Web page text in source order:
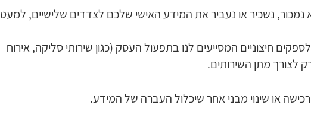
נמכור, נשכיר או נעביר את המידע האישי שלכם לצדדים שלישיים, למעט
חיצוניים המסייעים לנו בתפעול העסק (כגון שירותי סליקה, אירוח
לצורך מתן השירותים.
או שינוי מבני אחר שיכלול העברה של המידע.